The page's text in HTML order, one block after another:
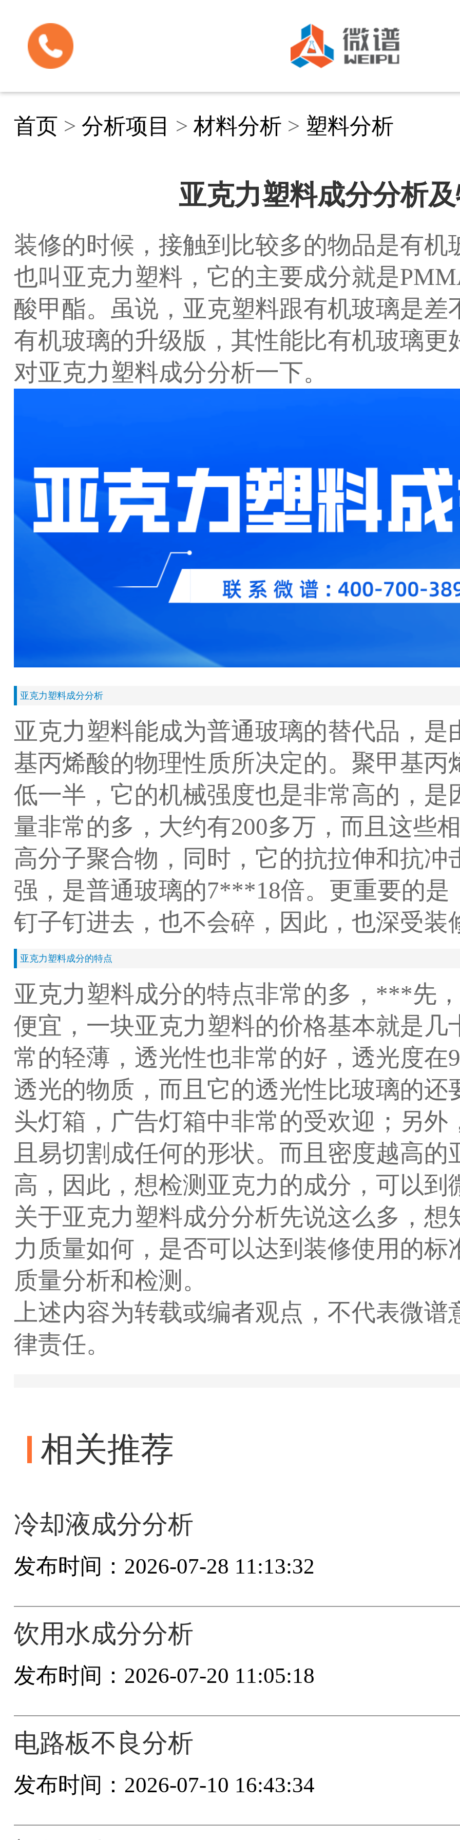
首页 > 分析项目 > 材料分析 > 塑料分析
亚克力塑料成分分析
装修的时候，接触到比较多的物品是有机
也叫亚克力塑料，它的主要成分就是
酸甲酯。虽说，亚克塑料跟有机玻璃是差
有机玻璃的升级版，其性能比有机玻璃更
对亚克力塑料成分分析一下。
亚克力塑料成分分析
亚克力塑料能成为普通玻璃的替代品，是
基丙烯酸的物理性质所决定的。聚甲基丙
低一半，它的机械强度也是非常高的，是
量非常的多，大约有200多万，而且这些
高分子聚合物，同时，它的抗拉伸和抗冲
强，是普通玻璃的7***18倍。更重要的是
钉子钉进去，也不会碎，因此，也深受装
亚克力塑料成分的特点
亚克力塑料成分的特点非常的多，***先
便宜，一块亚克力塑料的价格基本就是几
常的轻薄，透光性也非常的好，透光度在
透光的物质，而且它的透光性比玻璃的还
头灯箱，广告灯箱中非常的受欢迎；另外
且易切割成任何的形状。而且密度越高
高，因此，想检测亚克力的成分，可以到
关于亚克力塑料成分分析先说这么多，想
力质量如何，是否可以达到装修使用的标
质量分析和检测。
上述内容为转载或编者观点，不代表微
律责任。
相关推荐
冷却液成分分析
发布时间：2026-07-28 11:13:32
饮用水成分分析
发布时间：2026-07-20 11:05:18
电路板不良分析
发布时间：2026-07-10 16:43:34